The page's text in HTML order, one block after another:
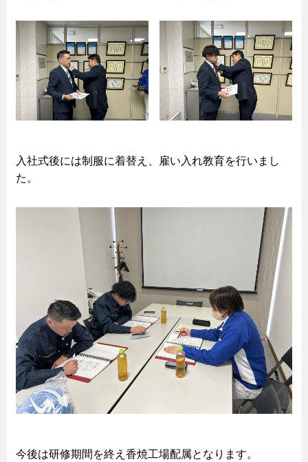
入社式後には制服に着替え、雇い入れ教育を行いまし
た。
今後は研修期間を終え香焼工場配属となります。